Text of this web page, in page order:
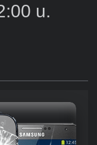
u.